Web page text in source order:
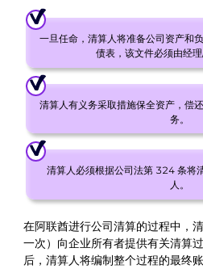
一旦任命，清算人将准备公司资产和
债表，该文件必须由经理
清算人有义务采取措施保全资产，偿
务。
清算人必须根据公司法第 324 条将
人。
在阿联酋进行公司清算的过程中，
一次）向企业所有者提供有关清算
后，清算人将编制整个过程的最终